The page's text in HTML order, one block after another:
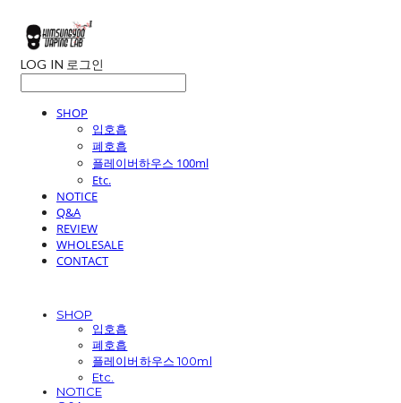
LOG IN 로그인
SHOP
입호흡
폐호흡
플레이버하우스 100ml
Etc.
NOTICE
Q&A
REVIEW
WHOLESALE
CONTACT
SHOP
입호흡
폐호흡
플레이버하우스 100ml
Etc.
NOTICE